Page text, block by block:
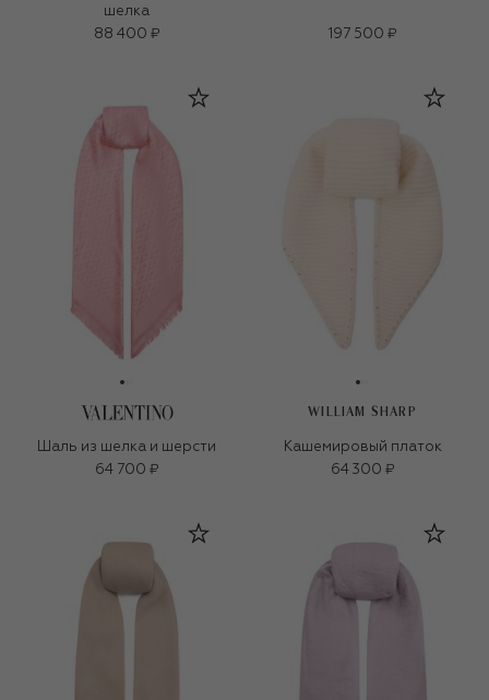
шелка
88 400 ₽
197 500 ₽
Шаль из шелка и шерсти
64 700 ₽
WILLIAM SHARP
Кашемировый платок
64 300 ₽